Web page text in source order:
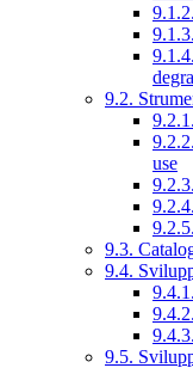
9.2.
use
9.3.
9.4.
9.5.